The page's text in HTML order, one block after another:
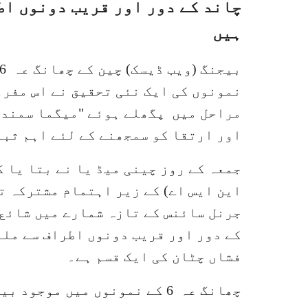
چاند کے دور اور قریب دونوں
ہیں
نمونوں کی ایک نئی تحقیق نے اس
مراحل میں پگھلے ہوئے "میگما
اور ارتقا کو سمجھنے کے لئے اہم
جمعہ کے روز چینی میڈ یا نے بتا
این ایس اے) کے زیر اہتمام
جرنل سائنس کے تازہ شمارے میں
کے دور اور قریب دونوں اطراف سے
فشاں چٹان کی ایک قسم ہے۔